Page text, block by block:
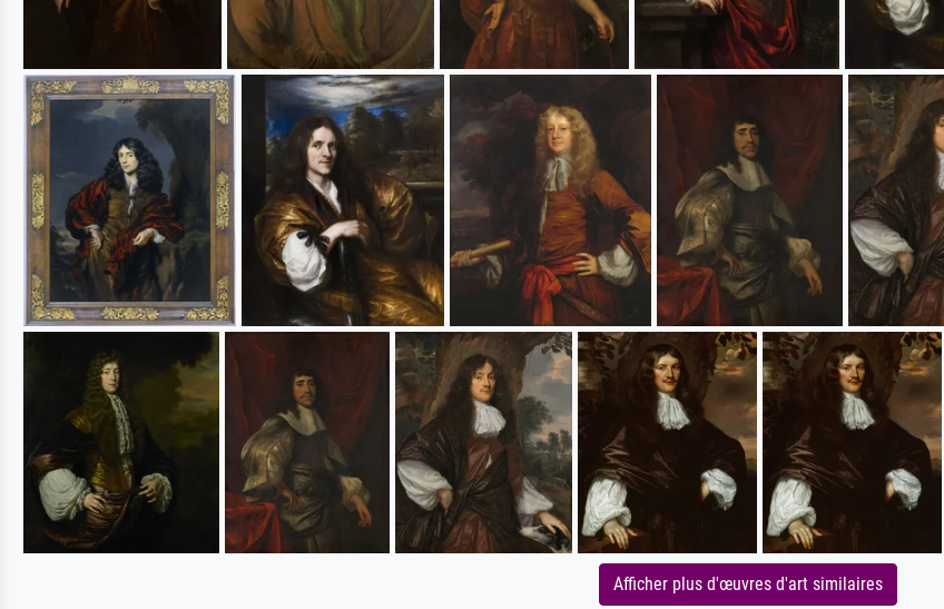
Afficher plus d'œuvres d'art similaires